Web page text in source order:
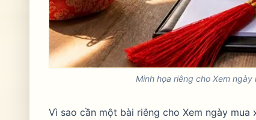
Minh họa riêng cho Xem
Vì sao cần một bài riêng cho Xem ngày mua